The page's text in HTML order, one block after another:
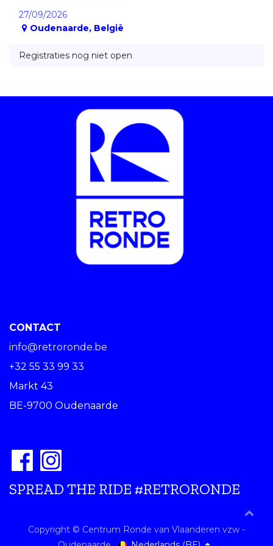
27/09/2026
Oudenaarde, België
Registraties nog niet open
CONTACT
info@retroronde.be
+32 55 33 99 33
Markt 43
BE-9700 Oudenaarde
SPREAD THE RIDE #RETRORONDE
Copyright © Centrum Ronde van Vlaanderen vzw -